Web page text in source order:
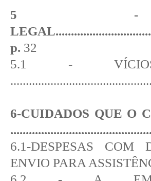
5 -
LEGAL
p. 32
5.1 -
6-CUIDADOS QUE O
6.1-DESPESAS COM
ENVIO PARA